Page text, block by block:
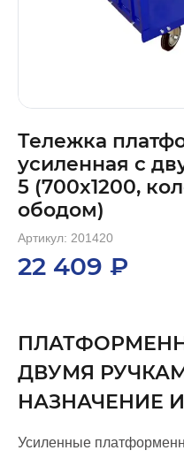
Тележка
усиленная с
5 (700x1200,
ободом)
Артикул: 201420
22 409 ₽
ДВУМЯ
НАЗНАЧЕНИЕ
Усиленные